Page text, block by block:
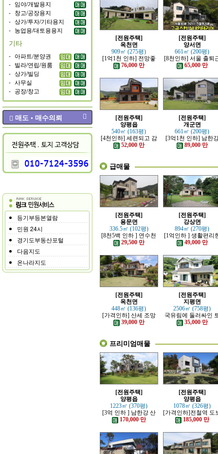
- 임야/개발용지
- 창고/공장용지
- 상가/투자/기타용지
- 농업용/대토용용지
기타
- 아파트/분양권
- 빌라/연립/원룸
- 상가/빌딩
- 사무실
- 공장/창고
매도 • 매수의뢰
등기부등본열람
민원 24시
경기도부동산포털
다음지도
온나라지도
[전원주택]
옥천면
909㎡ (275평)
[1억1천 인하] 전망좋
고 력셔리한 단층 철콘
전원주택
76,000 만
[전원주택]
양서면
661㎡ (200평)
[8천인하] 서울 출퇴
가능한 잘 지은 고급
65,000 만
[전원주택]
양평읍
540㎡ (163평)
[4천인하] 세련되고 감
각적인 모던한 전원주
52,000 만
[전원주택]
개군면
661㎡ (200평)
[3억1천 인하] 남한
조망 좋은 모던한 고
전원주택
89,000 만
급매물
[전원주택]
용문면
336.5㎡ (102평)
[8천5백 인하 ] 연수천
가까운 튼튼하게 잘지
은 전원주택
29,500 만
[전원주택]
강상면
894㎡ (270평)
[1억인하 ] 생활편리
정남향의 관리 잘된
49,000 만
[전원주택]
옥천면
448㎡ (136평)
[가격인하] 산세 조망
좋은 남향 전원주택
39,000 만
[전원주택]
지평면
2506㎡ (758평)
국유림에 둘러싸인
지 넓은 전원주택
35,000 만
프리미엄매물
[전원주택]
양평읍
1223㎡ (370평)
[3억 인하 ] 남한강 산
책로 접한 최고급 전원
170,000 만
[전원주택]
양평읍
1078㎡ (326평)
[가격인하]전철역 도
강조망 되는 고급 전
185,000 만